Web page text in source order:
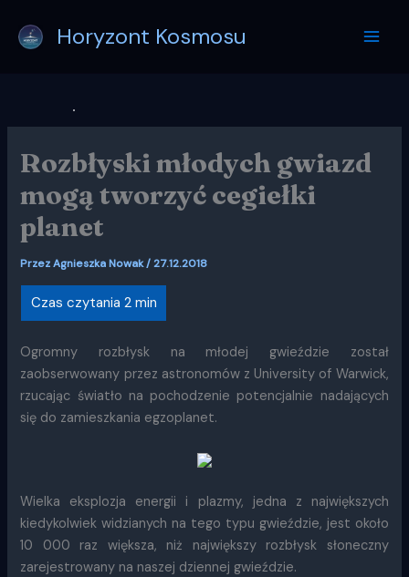
treści
Horyzont Kosmosu
Rozbłyski młodych gwiazd
mogą tworzyć cegiełki
planet
PrzezAgnieszka Nowak/27.12.2018
Ogromny rozbłysk na młodej gwieździe został
zaobserwowany przez astronomów z University of Warwick,
rzucając światło na pochodzenie potencjalnie nadających
się do zamieszkania egzoplanet.
Wielka eksplozja energii i plazmy, jedna z największych
kiedykolwiek widzianych na tego typu gwieździe, jest około
10 000 raz większa, niż największy rozbłysk słoneczny
zarejestrowany na naszej dziennej gwieździe.